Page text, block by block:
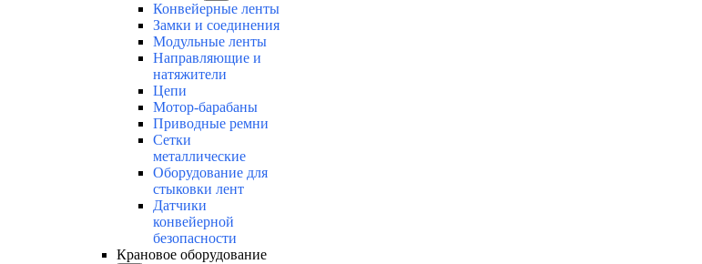
Конвейерные ленты
Замки и соединения
Модульные ленты
Направляющие и
натяжители
Цепи
Мотор-барабаны
Приводные ремни
Сетки
металлические
Оборудование для
стыковки лент
Датчики
конвейерной
безопасности
Крановое оборудование